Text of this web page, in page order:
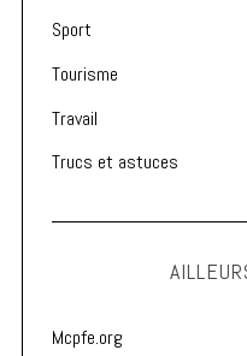
Sport
Tourisme
Travail
Trucs et astuces
Mcpfe.org